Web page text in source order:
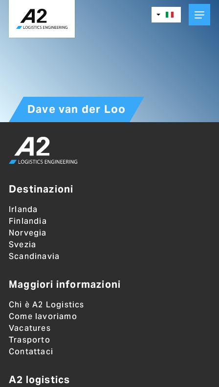
main
content
Dave van der Loo
Destinazioni
Irlanda
Finlandia
Norvegia
Svezia
Scandinavia
Maggiori informazioni
Chi è A2 Logistics
Come lavoriamo
Vacatures
Trasporto
Contattaci
A2 logistics